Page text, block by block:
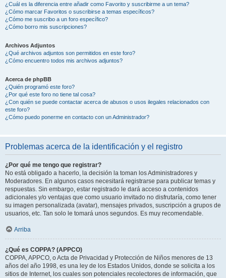
¿Cuál es la diferencia entre añadir como Favorito y suscribirme a un tema?
¿Cómo marcar Favoritos o suscribirse a temas específicos?
¿Cómo me suscribo a un foro específico?
¿Cómo borro mis suscripciones?
Archivos Adjuntos
¿Qué archivos adjuntos son permitidos en este foro?
¿Cómo encuentro todos mis archivos adjuntos?
Acerca de phpBB
¿Quién programó este foro?
¿Por qué este foro no tiene tal cosa?
¿Con quién se puede contactar acerca de abusos o usos ilegales relacionados con
este foro?
¿Cómo puedo ponerme en contacto con un Administrador?
Problemas acerca de la identificación y el registro
¿Por qué me tengo que registrar?
No está obligado a hacerlo, la decisión la toman los Administradores y
Moderadores. En algunos casos necesitará registrarse para publicar temas y
respuestas. Sin embargo, estar registrado le dará acceso a contenidos
adicionales y/o ventajas que como usuario invitado no disfrutaría, como tener
su imagen personalizada (avatar), mensajes privados, suscripción a grupos de
usuarios, etc. Tan solo le tomará unos segundos. Es muy recomendable.
Arriba
¿Qué es COPPA? (APPCO)
COPPA, APPCO, o Acta de Privacidad y Protección de Niños menores de 13
años del año 1998, es una ley de los Estados Unidos, donde se solicita a los
sitios de Internet, los cuales son potenciales recolectores de información, que